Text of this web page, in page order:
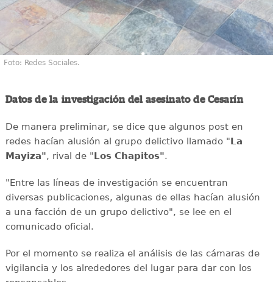
Foto: Redes Sociales.
Datos de la investigación del asesinato de Cesarín
De manera preliminar, se dice que algunos post en
redes hacían alusión al grupo delictivo llamado "La
Mayiza", rival de "Los Chapitos".
"Entre las líneas de investigación se encuentran
diversas publicaciones, algunas de ellas hacían alusión
a una facción de un grupo delictivo", se lee en el
comunicado oficial.
Por el momento se realiza el análisis de las cámaras de
vigilancia y los alrededores del lugar para dar con los